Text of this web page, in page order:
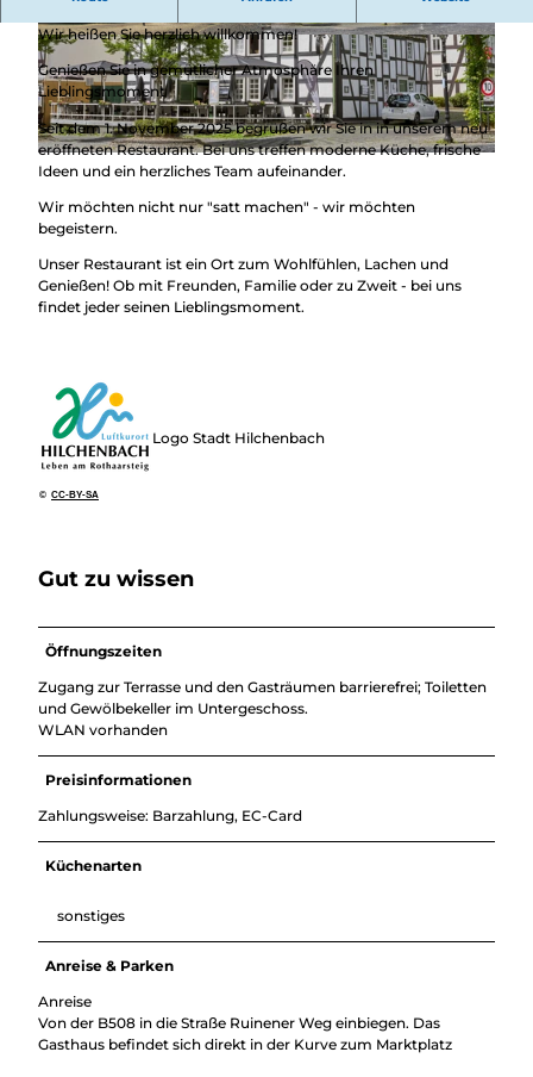
Überblick
Camping &
Wohnmobil
Trekkingplätze
Nachhaltig
bei uns
unterwegs
© Susanne Träger, Stadt Hilchenbach |
CC-BY-SA
© Achim Meurer, REACT-EU / Kreis Siegen-Wit
tgenstein |CC-BY-SA
Wir heißen Sie herzlich willkommen!
Genießen Sie in gemütlicher Atmosphäre Ihren
Lieblingsmoment
Seit dem 1. November 2025 begrüßen wir Sie in in unserem neu
eröffneten Restaurant. Bei uns treffen moderne Küche, frische
Ideen und ein herzliches Team aufeinander.
Wir möchten nicht nur "satt machen" - wir möchten
begeistern.
Unser Restaurant ist ein Ort zum Wohlfühlen, Lachen und
Genießen! Ob mit Freunden, Familie oder zu Zweit - bei uns
findet jeder seinen Lieblingsmoment.
© CC-BY-SA
Logo Stadt Hilchenbach
Gut zu wissen
Öffnungszeiten
Zugang zur Terrasse und den Gasträumen barrierefrei; Toiletten
und Gewölbekeller im Untergeschoss.
WLAN vorhanden
Preisinformationen
Zahlungsweise: Barzahlung, EC-Card
Küchenarten
sonstiges
Anreise & Parken
Anreise
Von der B508 in die Straße Ruinener Weg einbiegen. Das
Gasthaus befindet sich direkt in der Kurve zum Marktplatz